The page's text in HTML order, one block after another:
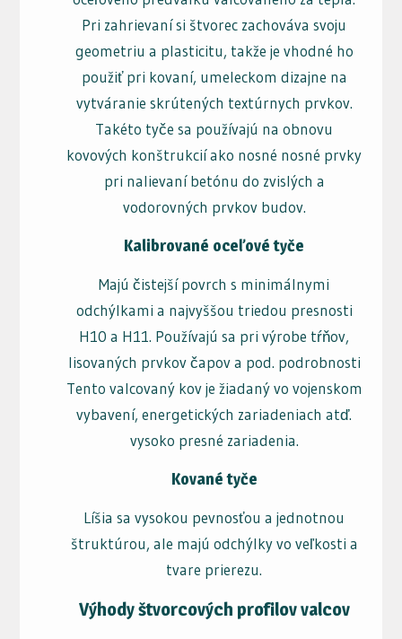
Pri zahrievaní si štvorec zachováva svoju
geometriu a plasticitu, takže je vhodné ho
použiť pri kovaní, umeleckom dizajne na
vytváranie skrútených textúrnych prvkov.
Takéto tyče sa používajú na obnovu
kovových konštrukcií ako nosné nosné prvky
pri nalievaní betónu do zvislých a
vodorovných prvkov budov.
Kalibrované oceľové tyče
Majú čistejší povrch s minimálnymi
odchýlkami a najvyššou triedou presnosti
H10 a H11. Používajú sa pri výrobe tŕňov,
lisovaných prvkov čapov a pod. podrobnosti
Tento valcovaný kov je žiadaný vo vojenskom
vybavení, energetických zariadeniach atď.
vysoko presné zariadenia.
Kované tyče
Líšia sa vysokou pevnosťou a jednotnou
štruktúrou, ale majú odchýlky vo veľkosti a
tvare prierezu.
Výhody štvorcových profilov valcov